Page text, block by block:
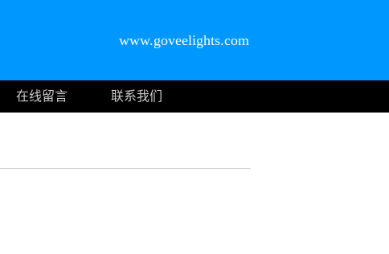
www.goveelights.com
在线留言
联系我们